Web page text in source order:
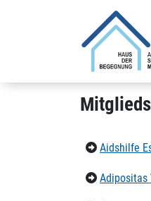
Aidshilfe
Adipositas